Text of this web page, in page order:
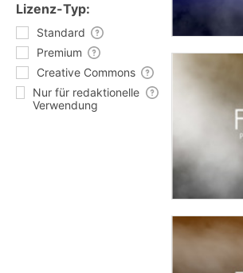
Lizenz-Typ:
Standard
Premium
Creative Commons
Nur für redaktionelle
Verwendung